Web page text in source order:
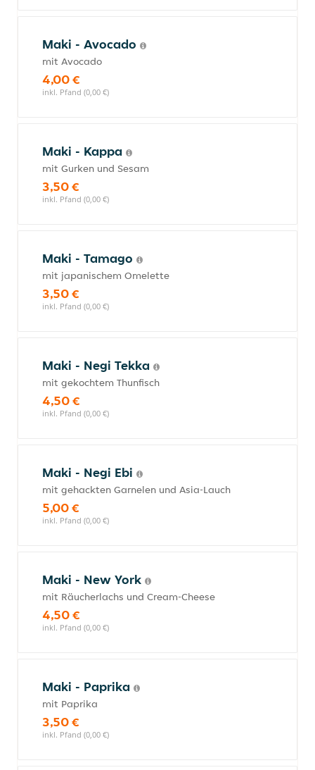
Maki - Avocado
mit Avocado
4,00 €
inkl. Pfand (0,00 €)
Maki - Kappa
mit Gurken und Sesam
3,50 €
inkl. Pfand (0,00 €)
Maki - Tamago
mit japanischem Omelette
3,50 €
inkl. Pfand (0,00 €)
Maki - Negi Tekka
mit gekochtem Thunfisch
4,50 €
inkl. Pfand (0,00 €)
Maki - Negi Ebi
mit gehackten Garnelen und Asia-Lauch
5,00 €
inkl. Pfand (0,00 €)
Maki - New York
mit Räucherlachs und Cream-Cheese
4,50 €
inkl. Pfand (0,00 €)
Maki - Paprika
mit Paprika
3,50 €
inkl. Pfand (0,00 €)